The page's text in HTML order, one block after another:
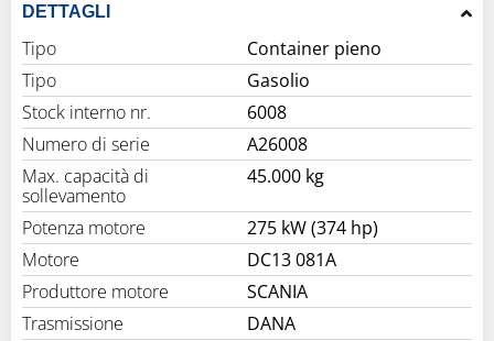
DETTAGLI
Tipo
Container pieno
Tipo
Gasolio
Stock interno nr.
6008
Numero di serie
A26008
Max. capacità di
sollevamento
45.000 kg
Potenza motore
275 kW (374 hp)
Motore
DC13 081A
Produttore motore
SCANIA
Trasmissione
DANA